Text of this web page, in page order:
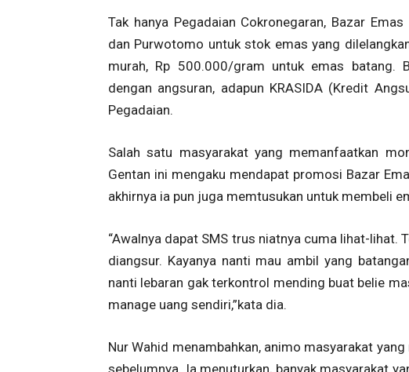
Tak hanya Pegadaian Cokronegaran, Bazar
dan Purwotomo untuk stok emas yang
murah, Rp 500.000/gram untuk emas batang.
dengan angsuran, adapun KRASIDA (Kredit
Pegadaian.
Salah satu masyarakat yang memanfaatkan
Gentan ini mengaku mendapat promosi Bazar
akhirnya ia pun juga memtusukan untuk membeli
“Awalnya dapat SMS trus niatnya cuma lihat-lihat.
diangsur. Kayanya nanti mau ambil yang
nanti lebaran gak terkontrol mending buat belie
manage uang sendiri,”kata dia.
Nur Wahid menambahkan, animo masyarakat
sebelumnya. Ia menuturkan, banyak masyarakat